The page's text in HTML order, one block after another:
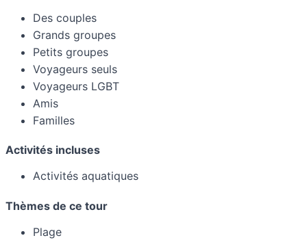
Des couples
Grands groupes
Petits groupes
Voyageurs seuls
Voyageurs LGBT
Amis
Familles
Activités incluses
Activités aquatiques
Thèmes de ce tour
Plage